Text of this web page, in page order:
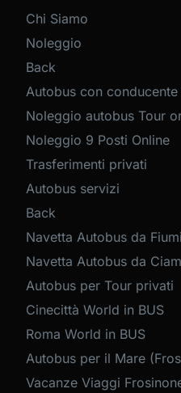
Chi Siamo
Noleggio
Back
Autobus con conducente
Noleggio autobus Tour
Noleggio 9 Posti Online
Trasferimenti privati
Autobus servizi
Back
Navetta Autobus da
Navetta Autobus da
Autobus per Tour privati
Cinecittà World in BUS
Roma World in BUS
Autobus per il Mare
Vacanze Viaggi